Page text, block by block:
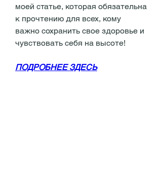
моей статье, которая обязательна
к прочтению для всех, кому
важно сохранить свое здоровье и
чувствовать себя на высоте!
ПОДРОБНЕЕ ЗДЕСЬ